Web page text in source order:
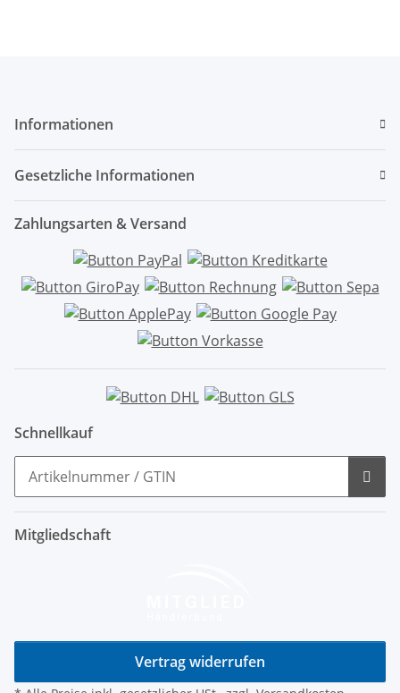
Informationen
Gesetzliche Informationen
Zahlungsarten & Versand
Schnellkauf
Mitgliedschaft
Vertrag widerrufen